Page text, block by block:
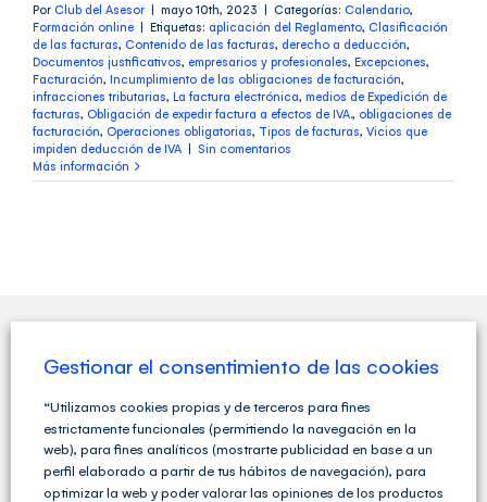
Por Club del Asesor | mayo 10th, 2023 | Categorías: Calendario,
Formación online | Etiquetas: aplicación del Reglamento, Clasificación
de las facturas, Contenido de las facturas, derecho a deducción,
Documentos justificativos, empresarios y profesionales, Excepciones,
Facturación, Incumplimiento de las obligaciones de facturación,
infracciones tributarias, La factura electrónica, medios de Expedición de
facturas, Obligación de expedir factura a efectos de IVA., obligaciones de
facturación, Operaciones obligatorias, Tipos de facturas, Vicios que
impiden deducción de IVA | Sin comentarios
Más información
QUIENES SOMOS
Gestionar el consentimiento de las cookies
“Utilizamos cookies propias y de terceros para fines
estrictamente funcionales (permitiendo la navegación en la
web), para fines analíticos (mostrarte publicidad en base a un
perfil elaborado a partir de tus hábitos de navegación), para
optimizar la web y poder valorar las opiniones de los productos